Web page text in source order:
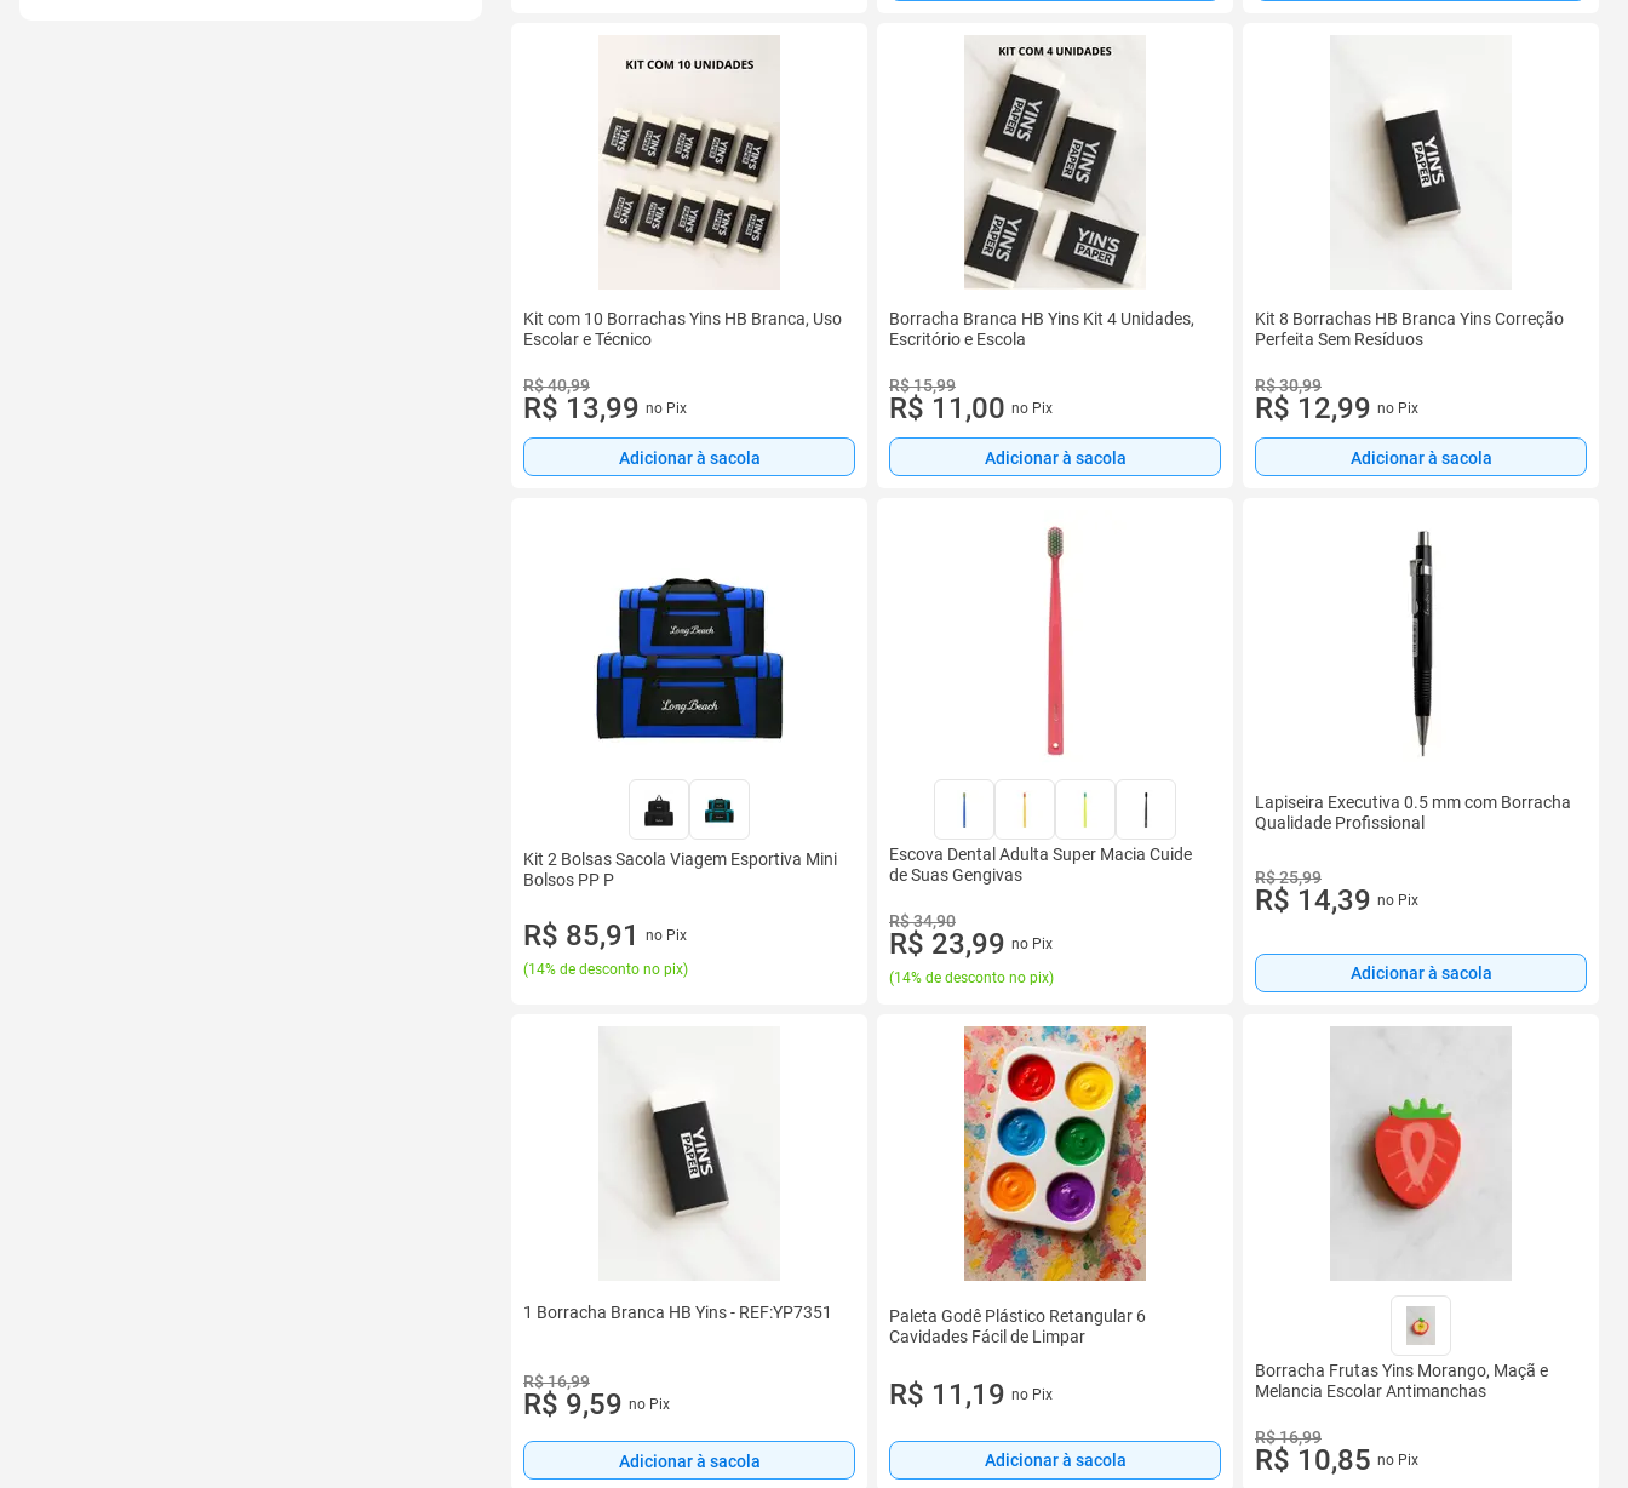
Kit com 10 Borrachas Yins HB Branca, Uso
Escolar e Técnico
R$ 40,99
R$ 13,99 no Pix
Adicionar à sacola
Borracha Branca HB Yins Kit 4 Unidades,
Escritório e Escola
R$ 15,99
R$ 11,00 no Pix
Adicionar à sacola
Kit 8 Borrachas HB Branca Yins Correção
Perfeita Sem Resíduos
R$ 30,99
R$ 12,99 no Pix
Adicionar à sacola
Kit 2 Bolsas Sacola Viagem Esportiva Mini
Bolsos PP P
R$ 85,91
no Pix
(14% de desconto no pix)
Escova Dental Adulta Super Macia Cuide
de Suas Gengivas
R$ 34,90
R$ 23,99 no Pix
(14% de desconto no pix)
Lapiseira Executiva 0.5 mm com Borracha
Qualidade Profissional
R$ 25,99
R$ 14,39 no Pix
Adicionar à sacola
1 Borracha Branca HB Yins - REF:YP7351
R$ 16,99
R$ 9,59 no Pix
Adicionar à sacola
Paleta Godê Plástico Retangular 6
Cavidades Fácil de Limpar
R$ 11,19 no Pix
Adicionar à sacola
Borracha Frutas Yins Morango, Maçã e
Melancia Escolar Antimanchas
R$ 16,99
R$ 10,85 no Pix